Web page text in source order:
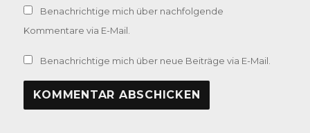
Benachrichtige mich über nachfolgende
Kommentare via E-Mail.
Benachrichtige mich über neue Beiträge via E-Mail.